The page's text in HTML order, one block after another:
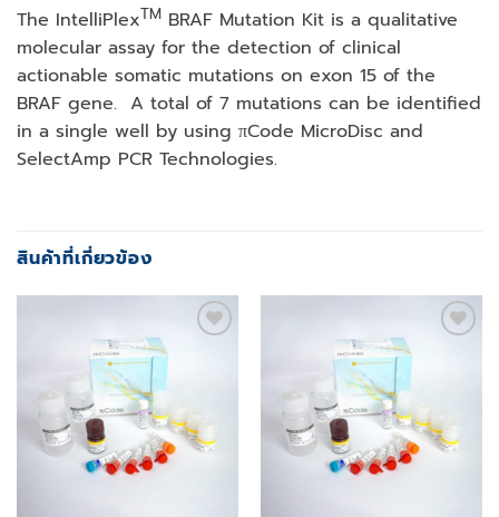
The IntelliPlexTM BRAF Mutation Kit is a qualitative
molecular assay for the detection of clinical
actionable somatic mutations on exon 15 of the
BRAF gene. A total of 7 mutations can be identified
in a single well by using πCode MicroDisc and
SelectAmp PCR Technologies.
สินค้าที่เกี่ยวข้อง